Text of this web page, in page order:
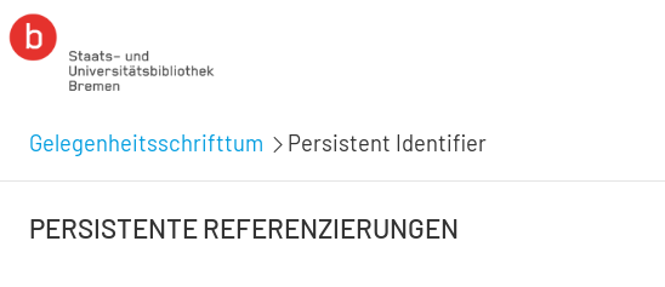
Gelegenheitsschrifttum Persistent Identifier
PERSISTENTE REFERENZIERUNGEN